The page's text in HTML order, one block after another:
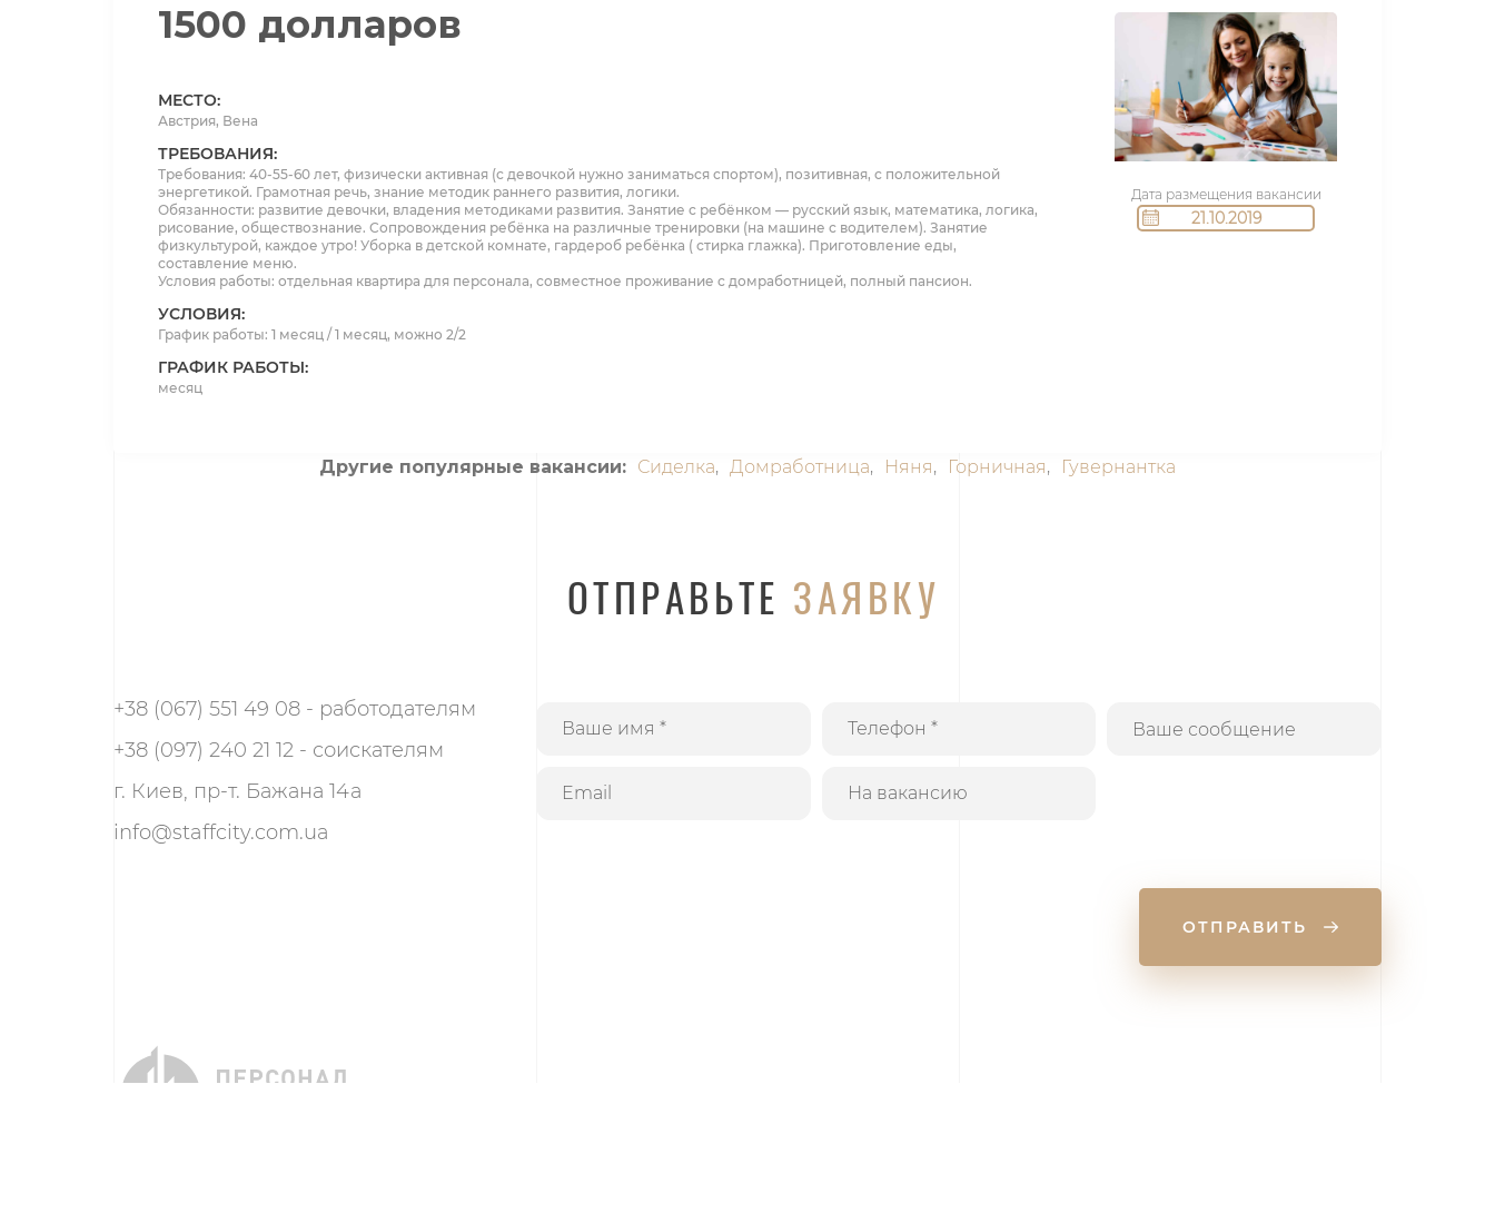
Дата размещения вакансии
21.10.2019
1500 долларов
МЕСТО:
Австрия, Вена
ТРЕБОВАНИЯ:
Требования: 40-55-60 лет, физически активная (с девочкой нужно заниматься спортом), позитивная, с положительной
энергетикой. Грамотная речь, знание методик раннего развития, логики.
Обязанности: развитие девочки, владения методиками развития. Занятие с ребёнком — русский язык, математика, логика,
рисование, обществознание. Сопровождения ребёнка на различные тренировки (на машине с водителем). Занятие
физкультурой, каждое утро! Уборка в детской комнате, гардероб ребёнка ( стирка глажка). Приготовление еды,
составление меню.
Условия работы: отдельная квартира для персонала, совместное проживание с домработницей, полный пансион.
УСЛОВИЯ:
График работы: 1 месяц / 1 месяц, можно 2/2
ГРАФИК РАБОТЫ:
месяц
Другие популярные вакансии: Сиделка, Домработница, Няня, Горничная, Гувернантка
ОТПРАВЬТЕ ЗАЯВКУ
+38 (067) 551 49 08 - работодателям
+38 (097) 240 21 12 - соискателям
г. Киев, пр-т. Бажана 14а
info@staffcity.com.ua
ОТПРАВИТЬ